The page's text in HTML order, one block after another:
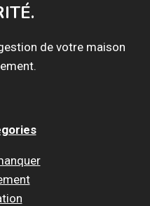
de votre maison